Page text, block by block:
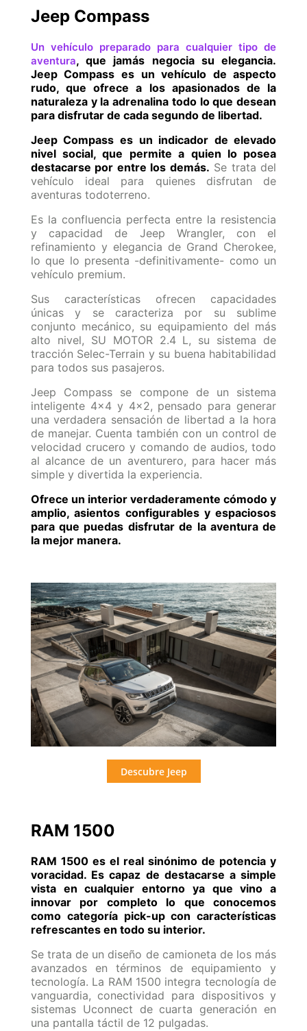
Jeep Compass
Un vehículo preparado para cualquier tipo de
aventura, que jamás negocia su elegancia.
Jeep Compass es un vehículo de aspecto
rudo, que ofrece a los apasionados de la
naturaleza y la adrenalina todo lo que desean
para disfrutar de cada segundo de libertad.
Jeep Compass es un indicador de elevado
nivel social, que permite a quien lo posea
destacarse por entre los demás. Se trata del
vehículo ideal para quienes disfrutan de
aventuras todoterreno.
Es la confluencia perfecta entre la resistencia
y capacidad de Jeep Wrangler, con el
refinamiento y elegancia de Grand Cherokee,
lo que lo presenta -definitivamente- como un
vehículo premium.
Sus características ofrecen capacidades
únicas y se caracteriza por su sublime
conjunto mecánico, su equipamiento del más
alto nivel, SU MOTOR 2.4 L, su sistema de
tracción Selec-Terrain y su buena habitabilidad
para todos sus pasajeros.
Jeep Compass se compone de un sistema
inteligente 4x4 y 4x2, pensado para generar
una verdadera sensación de libertad a la hora
de manejar. Cuenta también con un control de
velocidad crucero y comando de audios, todo
al alcance de un aventurero, para hacer más
simple y divertida la experiencia.
Ofrece un interior verdaderamente cómodo y
amplio, asientos configurables y espaciosos
para que puedas disfrutar de la aventura de
la mejor manera.
Descubre Jeep
RAM 1500
RAM 1500 es el real sinónimo de potencia y
voracidad. Es capaz de destacarse a simple
vista en cualquier entorno ya que vino a
innovar por completo lo que conocemos
como categoría pick-up con características
refrescantes en todo su interior.
Se trata de un diseño de camioneta de los más
avanzados en términos de equipamiento y
tecnología. La RAM 1500 integra tecnología de
vanguardia, conectividad para dispositivos y
sistemas Uconnect de cuarta generación en
una pantalla táctil de 12 pulgadas.